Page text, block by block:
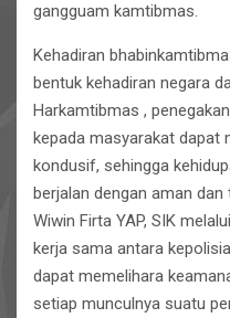
gangguam kamtibmas.
Kehadiran
bentuk kehadiran negara
Harkamtibmas ,
kepada masyarakat dapat
kondusif, sehingga
berjalan dengan aman
Wiwin Firta YAP, SIK
kerja sama antara
dapat memelihara
setiap munculnya suatu